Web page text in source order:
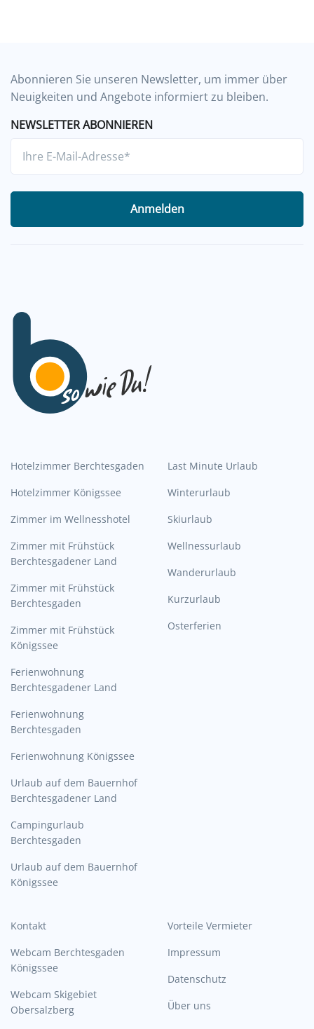
Abonnieren Sie unseren Newsletter, um immer über
Neuigkeiten und Angebote informiert zu bleiben.
NEWSLETTER ABONNIEREN
Anmelden
Hotelzimmer Berchtesgaden
Hotelzimmer Königssee
Zimmer im Wellnesshotel
Zimmer mit Frühstück
Berchtesgadener Land
Zimmer mit Frühstück
Berchtesgaden
Zimmer mit Frühstück
Königssee
Ferienwohnung
Berchtesgadener Land
Ferienwohnung
Berchtesgaden
Ferienwohnung Königssee
Urlaub auf dem Bauernhof
Berchtesgadener Land
Campingurlaub
Berchtesgaden
Urlaub auf dem Bauernhof
Königssee
Last Minute Urlaub
Winterurlaub
Skiurlaub
Wellnessurlaub
Wanderurlaub
Kurzurlaub
Osterferien
Kontakt
Webcam Berchtesgaden
Königssee
Webcam Skigebiet
Obersalzberg
Vorteile Vermieter
Impressum
Datenschutz
Über uns